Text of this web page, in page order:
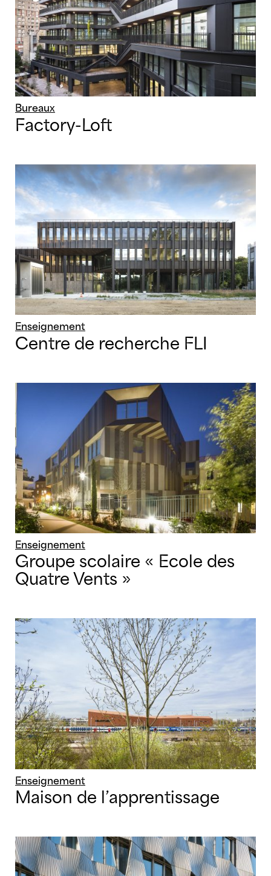
Bureaux
Factory-Loft
Enseignement
Centre de recherche FLI
Enseignement
Groupe scolaire « Ecole des
Quatre Vents »
Enseignement
Maison de l’apprentissage